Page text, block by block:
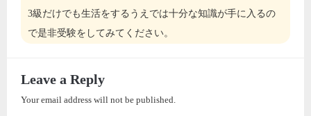
3級だけでも生活をするうえでは十分な知識が手に入るの
で是非受験をしてみてください。
Leave a Reply
Your email address will not be published.